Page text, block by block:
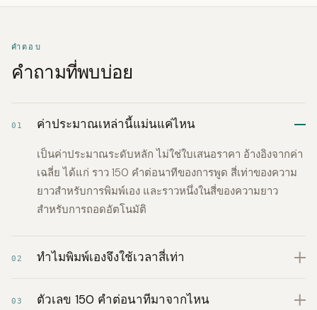
คำตอบ
คำถามที่พบบ่อย
01 ค่าประมาณเหล่านี้แม่นแค่ไหน
เป็นค่าประมาณระดับหลัก ไม่ใช่ใบเสนอราคา อ้างอิงจากค่า
เฉลี่ย ได้แก่ ราว 150 คำต่อนาทีของการพูด สี่เท่าของความ
ยาวสำหรับการพิมพ์เอง และราวหนึ่งในสี่ของความยาว
สำหรับการถอดอัตโนมัติ
02 ทำไมพิมพ์เองจึงใช้เวลาสี่เท่า
03 ตัวเลข 150 คำต่อนาทีมาจากไหน